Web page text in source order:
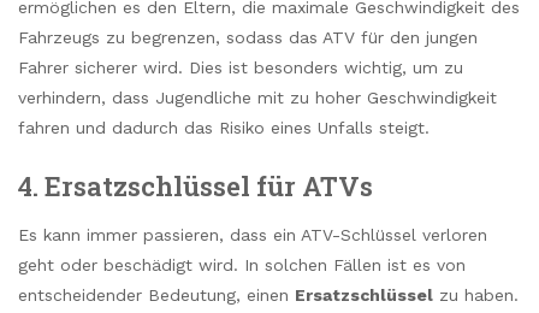
ermöglichen es den Eltern, die maximale Geschwindigkeit des
Fahrzeugs zu begrenzen, sodass das ATV für den jungen
Fahrer sicherer wird. Dies ist besonders wichtig, um zu
verhindern, dass Jugendliche mit zu hoher Geschwindigkeit
fahren und dadurch das Risiko eines Unfalls steigt.
4. Ersatzschlüssel für ATVs
Es kann immer passieren, dass ein ATV-Schlüssel verloren
geht oder beschädigt wird. In solchen Fällen ist es von
entscheidender Bedeutung, einen Ersatzschlüssel zu haben.